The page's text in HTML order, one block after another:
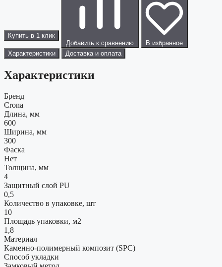
Купить в 1 клик
Добавить к сравнению
В избранное
Характеристики
Доставка и оплата
Характеристики
Бренд
Crona
Длина, мм
600
Ширина, мм
300
Фаска
Нет
Толщина, мм
4
Защитный слой PU
0,5
Количество в упаковке, шт
10
Площадь упаковки, м2
1,8
Материал
Каменно-полимерный композит (SPC)
Способ укладки